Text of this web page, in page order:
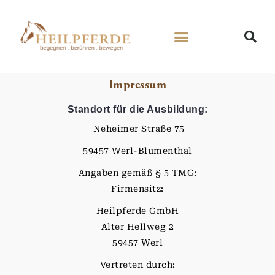
Impressum
Standort für die Ausbildung:
Neheimer Straße 75
59457 Werl-Blumenthal
Angaben gemäß § 5 TMG:
Firmensitz:
Heilpferde GmbH
Alter Hellweg 2
59457 Werl
Vertreten durch: